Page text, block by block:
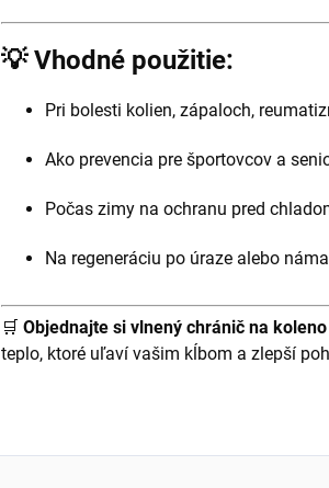
💡Vhodné použitie:
Pri bolesti kolien, zápaloch,
Ako prevencia pre športovcov a
Počas zimy na ochranu pred
Na regeneráciu po úraze alebo
🛒 Objednajte si vlnený chránič na
teplo, ktoré uľaví vašim kĺbom a zlepší